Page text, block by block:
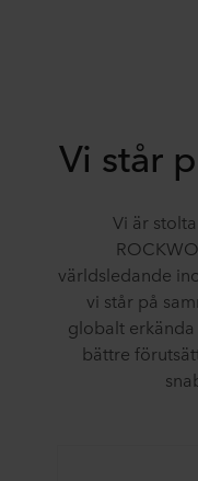
Vi står
Vi är
världsledande
vi står på
globalt
bättre